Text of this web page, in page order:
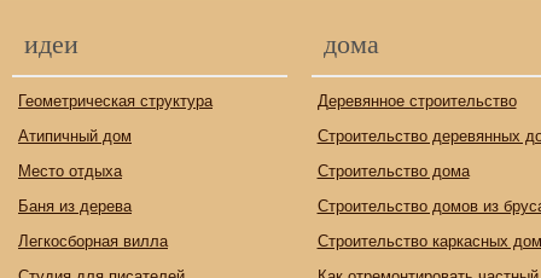
идеи
Геометрическая структура
Атипичный дом
Место отдыха
Баня из дерева
Легкосборная вилла
дома
Деревянное строительство
Строительство деревянных
Строительство дома
Строительство домов из
Строительство каркасных